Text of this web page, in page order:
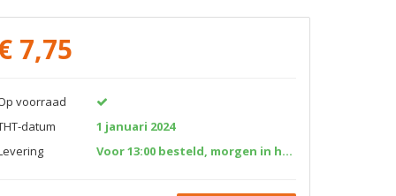
7,75
voorraad
datum
1 januari 2024
Voor 13:00 besteld, morgen in huis!